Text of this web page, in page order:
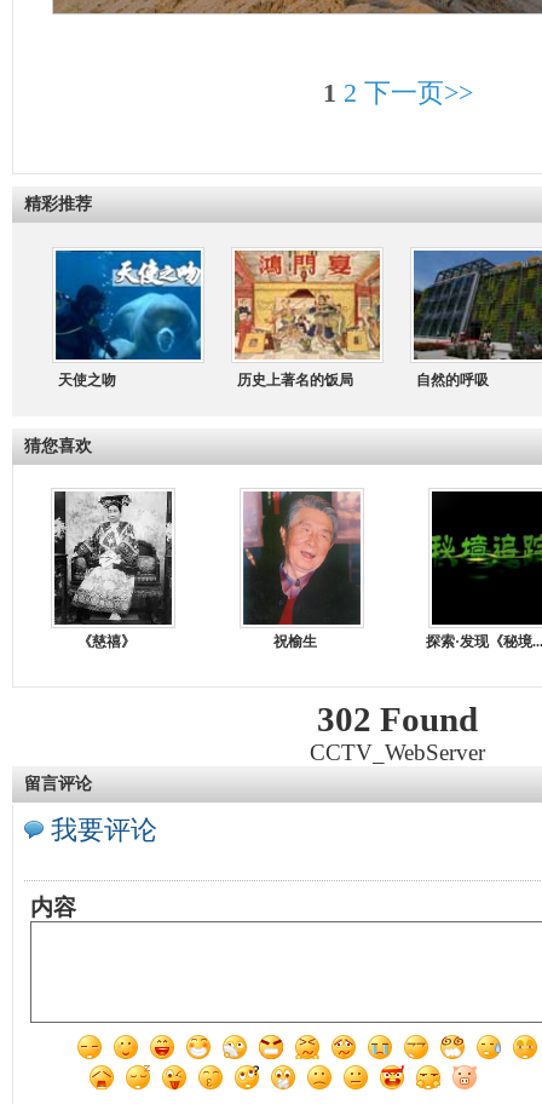
1 2 下一页>>
精彩推荐
天使之吻 历史上著名的饭局 自然的呼吸
猜您喜欢
《慈禧》 祝榆生 探索·发现《秘境...
302 Found
CCTV_WebServer
留言评论
我要评论
内容